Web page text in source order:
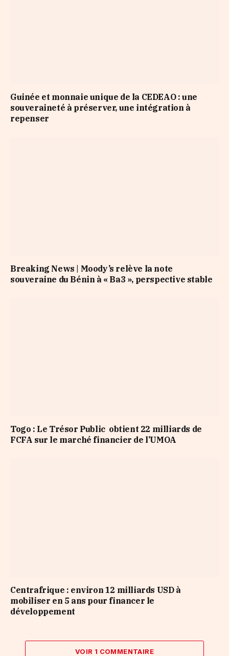
Guinée et monnaie unique de la CEDEAO : une
souveraineté à préserver, une intégration à
repenser
Breaking News | Moody’s relève la note
souveraine du Bénin à « Ba3 », perspective stable
Togo : Le Trésor Public obtient 22 milliards de
FCFA sur le marché financier de l’UMOA
Centrafrique : environ 12 milliards USD à
mobiliser en 5 ans pour financer le
développement
VOIR 1 COMMENTAIRE